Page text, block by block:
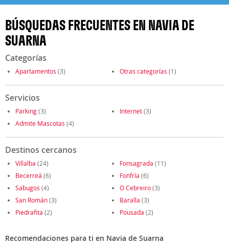
BÚSQUEDAS FRECUENTES EN NAVIA DE
SUARNA
Categorías
Apartamentos (3) Otras categorías (1)
Servicios
Parking(3) Internet(3)
Admite Mascotas (4)
Destinos cercanos
Villalba (24) Fonsagrada (11)
Becerreá (6) Fonfría (6)
Sabugos (4) O Cebreiro(3)
San Román(3) Baralla (3)
Piedrafita (2) Pousada (2)
Recomendaciones para ti en Navia de Suarna